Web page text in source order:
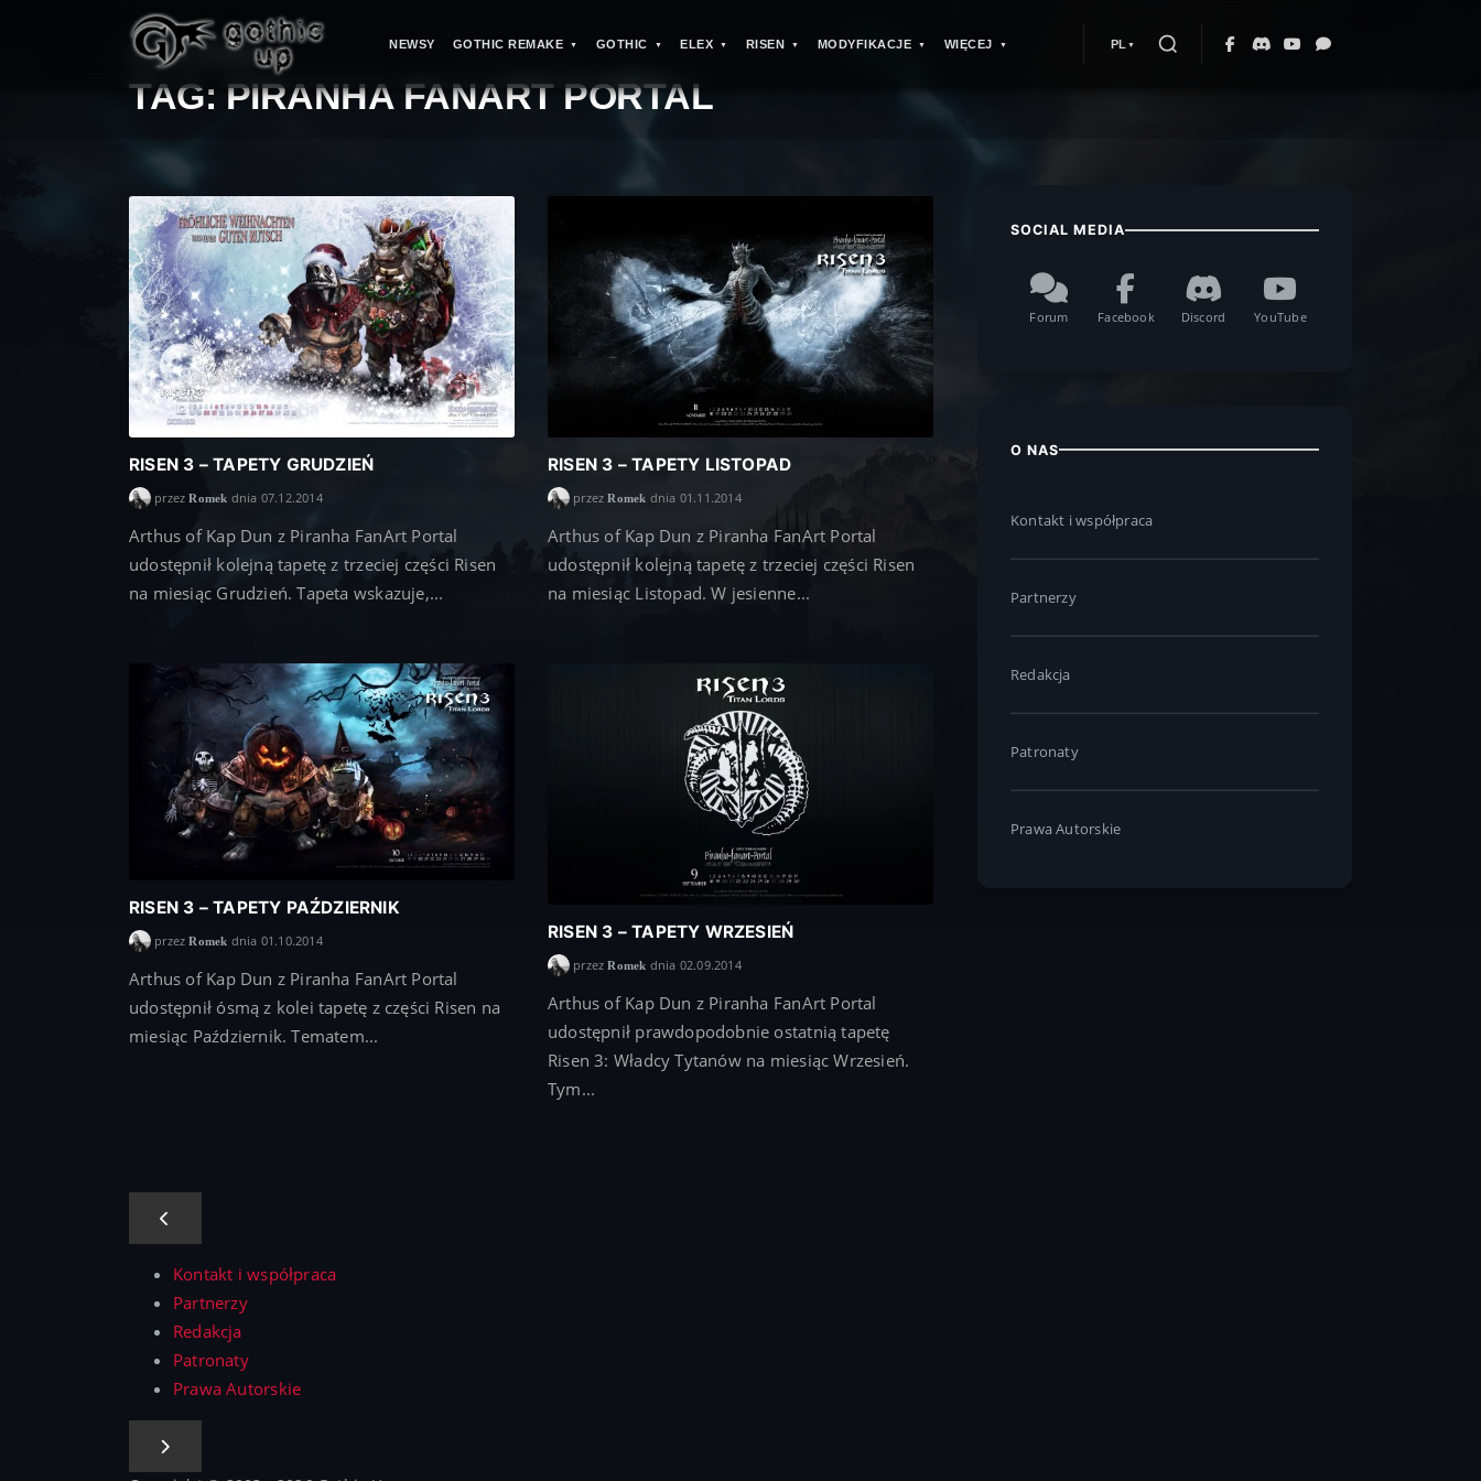
NEWSY GOTHIC REMAKE GOTHIC ELEX RISEN MODYFIKACJE WIĘCEJ PL
STRONA GŁÓWNA >
TAG: PIRANHA FANART PORTAL
RISEN 3 – TAPETY GRUDZIEŃ
przezRomek dnia 07.12.2014
Arthus of Kap Dun z Piranha FanArt Portal
udostępnił kolejną tapetę z trzeciej części Risen
na miesiąc Grudzień. Tapeta wskazuje,...
RISEN 3 – TAPETY LISTOPAD
przezRomek dnia 01.11.2014
Arthus of Kap Dun z Piranha FanArt Portal
udostępnił kolejną tapetę z trzeciej części Risen
na miesiąc Listopad. W jesienne...
RISEN 3 – TAPETY PAŹDZIERNIK
przezRomek dnia 01.10.2014
Arthus of Kap Dun z Piranha FanArt Portal
udostępnił ósmą z kolei tapetę z części Risen na
miesiąc Październik. Tematem...
RISEN 3 – TAPETY WRZESIEŃ
przezRomek dnia 02.09.2014
Arthus of Kap Dun z Piranha FanArt Portal
udostępnił prawdopodobnie ostatnią tapetę
Risen 3: Władcy Tytanów na miesiąc Wrzesień.
Tym...
SOCIAL MEDIA
Forum Facebook Discord YouTube
O NAS
Kontakt i współpraca
Partnerzy
Redakcja
Patronaty
Prawa Autorskie
Kontakt i współpraca
Partnerzy
Redakcja
Patronaty
Prawa Autorskie